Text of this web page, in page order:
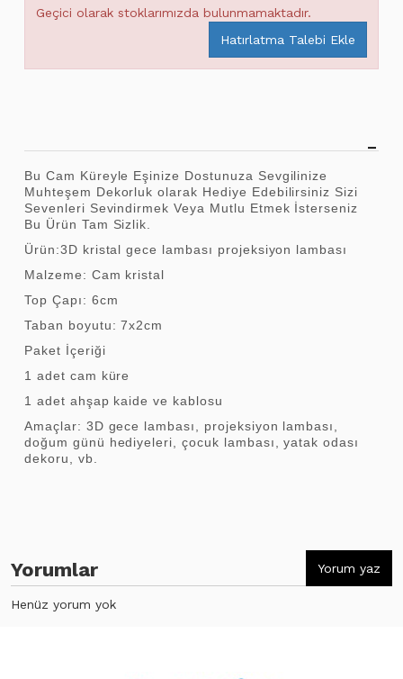
Geçici olarak stoklarımızda bulunmamaktadır.
Hatırlatma Talebi Ekle
Bu Cam Küreyle Eşinize Dostunuza Sevgilinize
Muhteşem Dekorluk olarak Hediye Edebilirsiniz Sizi
Sevenleri Sevindirmek Veya Mutlu Etmek İsterseniz
Bu Ürün Tam Sizlik.
Ürün:3D kristal gece lambası projeksiyon lambası
Malzeme: Cam kristal
Top Çapı: 6cm
Taban boyutu: 7x2cm
Paket İçeriği
1 adet cam küre
1 adet ahşap kaide ve kablosu
Amaçlar: 3D gece lambası, projeksiyon lambası,
doğum günü hediyeleri, çocuk lambası, yatak odası
dekoru, vb.
Yorumlar Yorum yaz
Henüz yorum yok